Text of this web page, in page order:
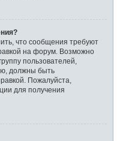
что сообщения требуют
на форум. Возможно
пользователей,
должны быть
Пожалуйста,
для получения